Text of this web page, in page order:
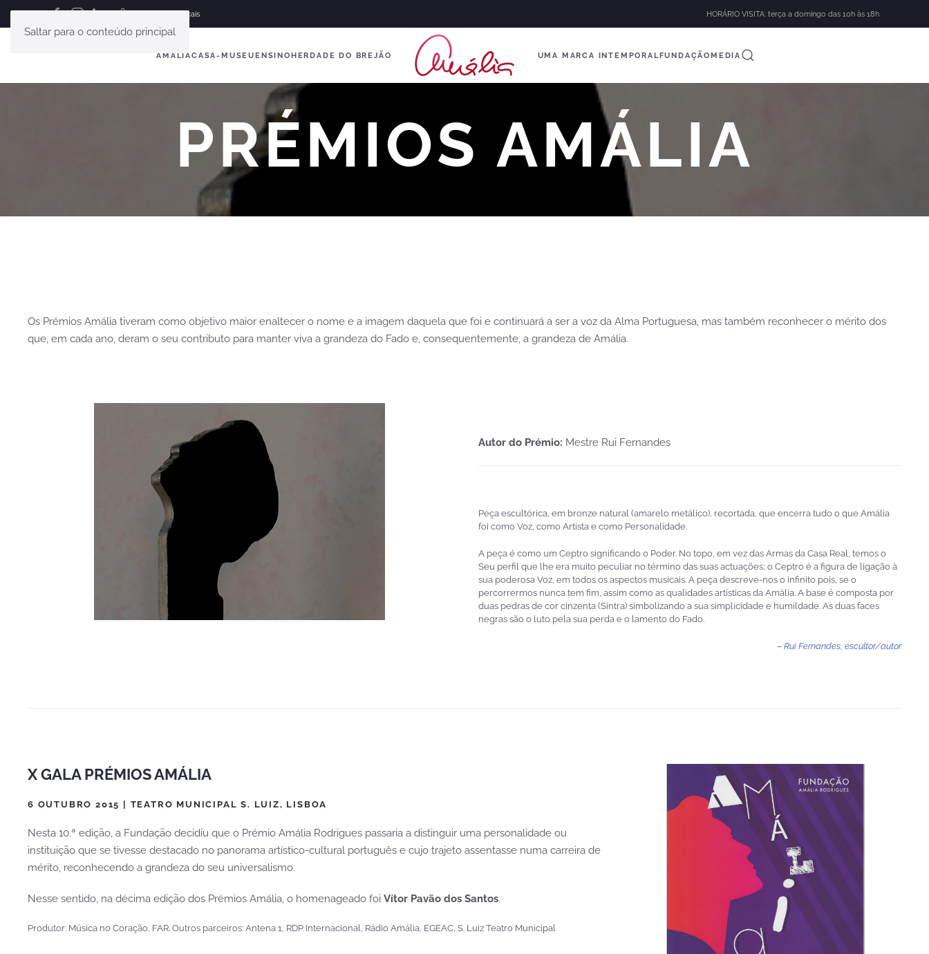
Saltar para o conteúdo principal
Français HORÁRIO VISITA: terça a domingo das 10h às 18h
AMÁLIACASA-MUSEUENSINOHERDADE DO BREJÃO UMA MARCA INTEMPORALFUNDAÇÃOMEDIA
PRÉMIOS AMÁLIA
Os Prémios Amália tiveram como objetivo maior enaltecer o nome e a imagem daquela que foi e continuará a ser a voz da Alma Portuguesa, mas também reconhecer o mérito dos
que, em cada ano, deram o seu contributo para manter viva a grandeza do Fado e, consequentemente, a grandeza de Amália.
Autor do Prémio: Mestre Rui Fernandes
Peça escultórica, em bronze natural (amarelo metálico), recortada, que encerra tudo o que Amália
foi como Voz, como Artista e como Personalidade.
A peça é como um Ceptro significando o Poder. No topo, em vez das Armas da Casa Real, temos o
Seu perfil que lhe era muito peculiar no término das suas actuações; o Ceptro é a figura de ligação à
sua poderosa Voz, em todos os aspectos musicais. A peça descreve-nos o infinito pois, se o
percorrermos nunca tem fim, assim como as qualidades artísticas da Amália. A base é composta por
duas pedras de cor cinzenta (Sintra) simbolizando a sua simplicidade e humildade. As duas faces
negras são o luto pela sua perda e o lamento do Fado.
– Rui Fernandes, escultor/autor
X GALA PRÉMIOS AMÁLIA
6 OUTUBRO 2015 | TEATRO MUNICIPAL S. LUIZ, LISBOA
Nesta 10.ª edição, a Fundação decidiu que o Prémio Amália Rodrigues passaria a distinguir uma personalidade ou
instituição que se tivesse destacado no panorama artístico-cultural português e cujo trajeto assentasse numa carreira de
mérito, reconhecendo a grandeza do seu universalismo.
Nesse sentido, na décima edição dos Prémios Amália, o homenageado foi Vítor Pavão dos Santos.
Produtor: Música no Coração, FAR. Outros parceiros: Antena 1, RDP Internacional, Rádio Amália, EGEAC, S. Luiz Teatro Municipal